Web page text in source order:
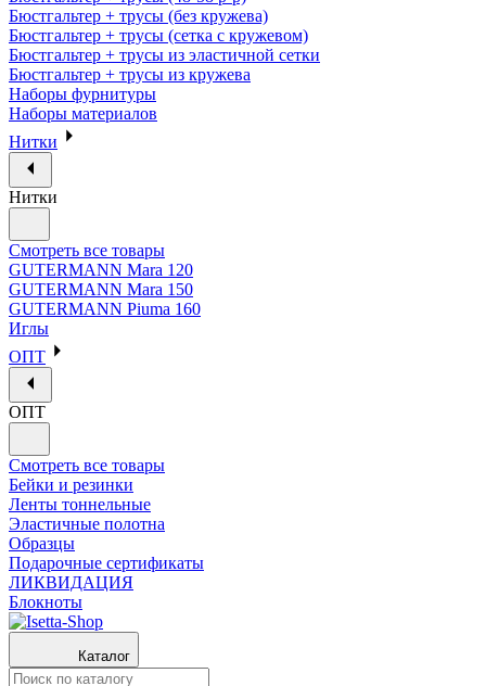
Бюстгальтер + трусы (без кружева)
Бюстгальтер + трусы (сетка с кружевом)
Бюстгальтер + трусы из эластичной сетки
Бюстгальтер + трусы из кружева
Наборы фурнитуры
Наборы материалов
Нитки
Нитки
Смотреть все товары
GUTERMANN Mara 120
GUTERMANN Mara 150
GUTERMANN Piuma 160
Иглы
ОПТ
ОПТ
Смотреть все товары
Бейки и резинки
Ленты тоннельные
Эластичные полотна
Образцы
Подарочные сертификаты
ЛИКВИДАЦИЯ
Блокноты
Каталог